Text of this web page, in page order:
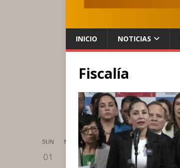
INICIO NOTICIAS
Fiscalía